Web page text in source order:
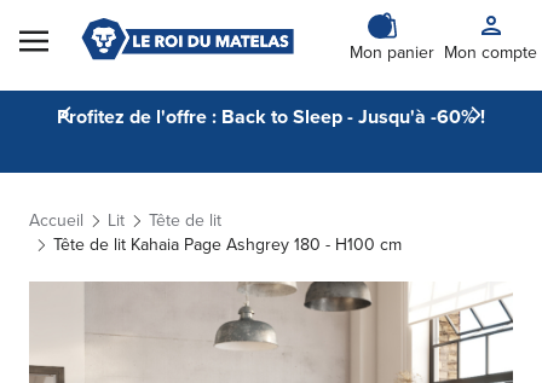
Skip to Content
Mon panier Mon compte
Profitez de l'offre : Back to Sleep - Jusqu'à -60% !
Accueil Lit
Tête de lit
Tête de lit Kahaia Page Ashgrey 180 - H100 cm